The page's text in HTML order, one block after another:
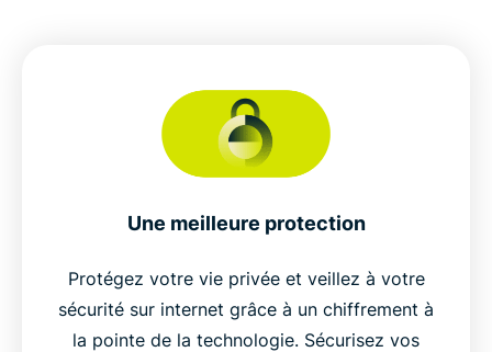
Une meilleure protection
Protégez votre vie privée et veillez à votre
sécurité sur internet grâce à un chiffrement à
la pointe de la technologie. Sécurisez vos